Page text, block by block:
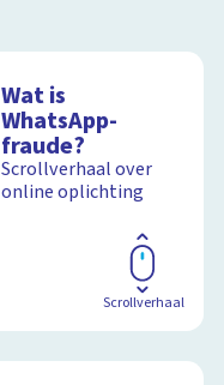
Wat is
WhatsApp-
fraude?
Scrollverhaal over
online oplichting
Scrollverhaal